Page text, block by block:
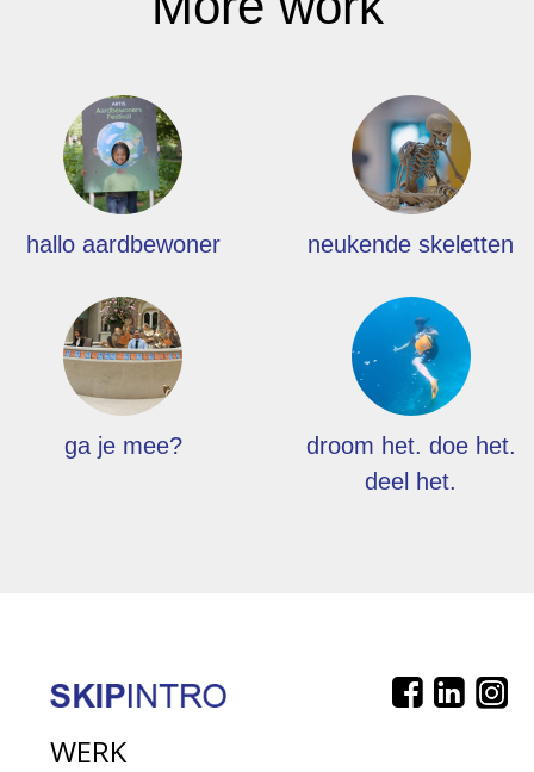
hallo aardbewoner neukende skeletten
ga je mee?
droom het. doe het.
deel het.
WERK